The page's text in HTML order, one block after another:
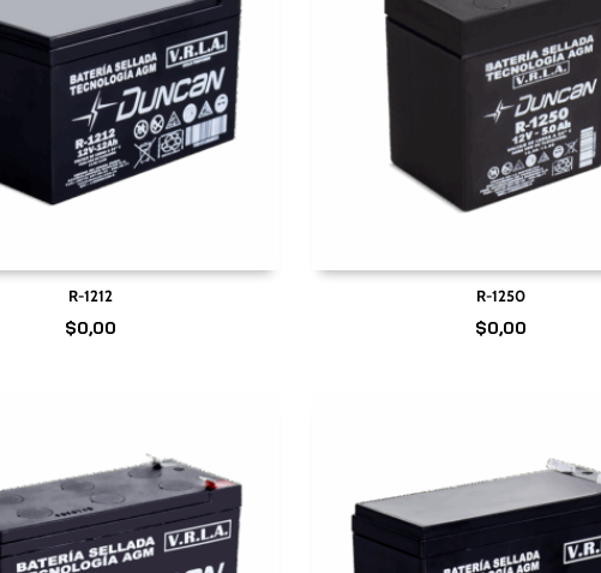
R-1212
$0,00
R-1250
$0,00